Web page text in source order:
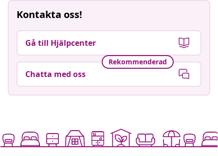
Kontakta oss!
Gå till Hjälpcenter
Rekommenderad
Chatta med oss